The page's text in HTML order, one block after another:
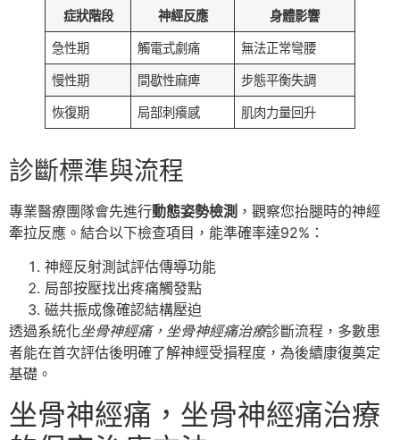
症狀階段 神經反應 身體影響
急性期 觸電式劇痛 無法正常彎腰
慢性期 間歇性麻痺 步態平衡失調
恢復期 局部刺癢感 肌肉力量回升
診斷標準與流程
專業醫療團隊會先進行動態姿勢檢測 ，觀察您抬腿時的神經
牽拉反應。結合以下檢查項目，能準確率達92%：
神經反射測試評估傳導功能
局部按壓找出疼痛觸發點
磁共振成像確認結構壓迫
透過系統化坐骨神經痛，坐骨神經痛治療診斷流程，多數患
者能在首次評估後明確了解神經受損程度，為後續康復奠定
基礎。
坐骨神經痛，坐骨神經痛治療